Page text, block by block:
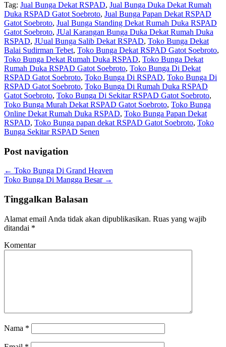
Tag: Jual Bunga Dekat RSPAD, Jual Bunga Duka Dekat Rumah
Duka RSPAD Gatot Soebroto, Jual Bunga Papan Dekat RSPAD
Gatot Soebroto, Jual Bunga Standing Dekat Rumah Duka RSPAD
Gatot Soebroto, JUal Karangan Bunga Duka Dekat Rumah Duka
RSPAD, JUual Bunga Salib Dekat RSPAD, Toko Bunga Dekat
Balai Sudirman Tebet, Toko Bunga Dekat RSPAD Gatot Soebroto,
Toko Bunga Dekat Rumah Duka RSPAD, Toko Bunga Dekat
Rumah Duka RSPAD Gatot Soebroto, Toko Bunga Di Dekat
RSPAD Gatot Soebroto, Toko Bunga Di RSPAD, Toko Bunga Di
RSPAD Gatot Soebroto, Toko Bunga Di Rumah Duka RSPAD
Gatot Soebroto, Toko Bunga Di Sekitar RSPAD Gatot Soebroto,
Toko Bunga Murah Dekat RSPAD Gatot Soebroto, Toko Bunga
Online Dekat Rumah Duka RSPAD, Toko Bunga Papan Dekat
RSPAD, Toko Bunga papan dekat RSPAD Gatot Soebroto, Toko
Bunga Sekitar RSPAD Senen
Post navigation
← Toko Bunga Di Grand Heaven
Toko Bunga Di Mangga Besar →
Tinggalkan Balasan
Alamat email Anda tidak akan dipublikasikan. Ruas yang wajib
ditandai *
Komentar
Nama *